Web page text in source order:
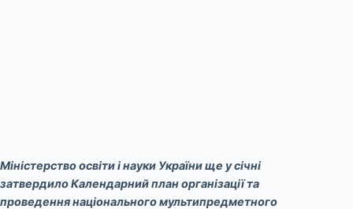
Міністерство освіти і науки України ще у січні
затвердило Календарний план організації та
проведення національного мультипредметного